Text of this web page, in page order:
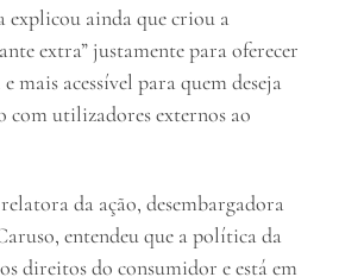
explicou ainda que criou a
extra” justamente para oferecer
mais acessível para quem deseja
com utilizadores externos ao
da ação, desembargadora
entendeu que a política da
direitos do consumidor e está em